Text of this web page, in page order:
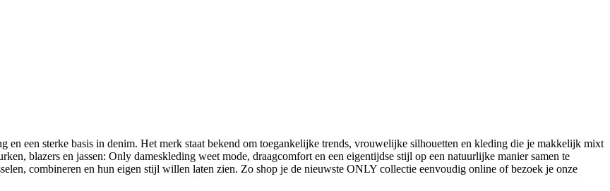
en een sterke basis in denim. Het merk staat bekend om toegankelijke trends, vrouwelijke silhouetten en kleding die je makkelijk mixt
blazers en jassen: Only dameskleding weet mode, draagcomfort en een eigentijdse stijl op een natuurlijke manier samen te
combineren en hun eigen stijl willen laten zien. Zo shop je de nieuwste ONLY collectie eenvoudig online of bezoek je onze